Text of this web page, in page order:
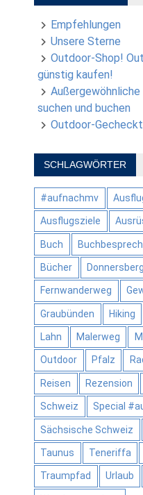
Empfehlungen
Unsere Sterne
Outdoor-Shop!
günstig kaufen!
suchen und buchen
Outdoor-
SCHLAGWÖRTER
#aufnachmv
Ausflugsziele
Buch
Bücher Donnersberg
Fernwanderweg
Graubünden Hiking
Lahn Malerweg
Outdoor Pfalz
Reisen Rezension
Schweiz Special
Sächsische Schweiz
Taunus Teneriffa
Traumpfad Urlaub